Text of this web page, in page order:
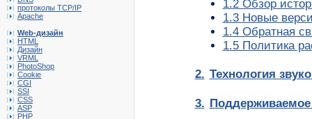
протоколы TCP/IP
Apache
Web-дизайн
HTML
Дизайн
VRML
PhotoShop
Cookie
CGI
SSI
CSS
ASP
PHP
1.2 Обзор
1.3 Новые
1.4 Обратная
1.5 Политика
2. Технология
3.